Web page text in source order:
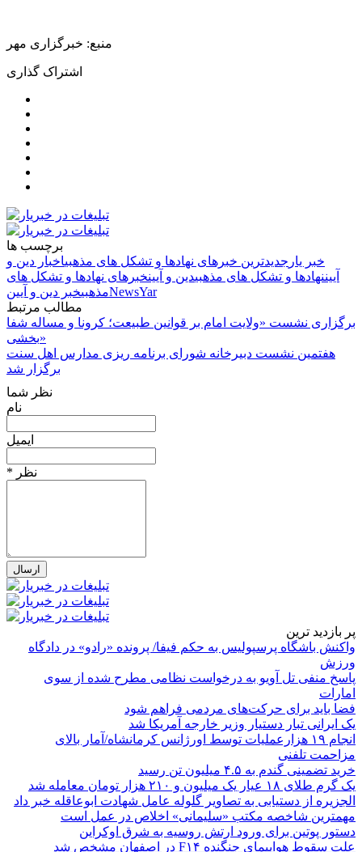
منبع: خبرگزاری مهر
اشتراک گذاری
برچسب ها
خبر یار جدیدترین خبرهای نهادها و تشکل های مذهبیاخبار دین و
آییننهادها و تشکل های مذهبیدین و آیینخبرهای نهادها و تشکل های
مذهبیخبر دین و آیین
NewsYar
مطالب مرتبط
برگزاری نشست «ولایت امام بر قوانین طبیعت؛ کرونا و مساله شفا
بخشی»
هفتمین نشست دبیرخانه شورای برنامه ریزی مدارس اهل سنت
برگزار شد
نظر شما
نام
ایمیل
* نظر
پر بازدید ترین
واکنش باشگاه پرسپولیس به حکم فیفا/ پرونده «رادو» در دادگاه
ورزش
پاسخ منفی تل آویو به درخواست نظامی مطرح شده از سوی
امارات
فضا باید برای حرکت‌های مردمی فراهم شود
یک ایرانی تبار دستیار وزیر خارجه آمریکا شد
انجام ۱۹ هزارعملیات توسط اورژانس کرمانشاه/آمار بالای
مزاحمت تلفنی
خرید تضمینی گندم به ۴.۵ میلیون تن رسید
یک گرم طلای ۱۸ عیار یک میلیون و ۲۱۰ هزار تومان معامله شد
الجزیره از دستیابی به تصاویر گلوله عامل شهادت ابوعاقله خبر داد
مهمترین شاخصه مکتب «سلیمانی» اخلاص در عمل است
دستور پوتین برای ورود ارتش روسیه به شرق اوکراین
علت سقوط هواپیمای جنگنده F۱۴ در اصفهان مشخص شد